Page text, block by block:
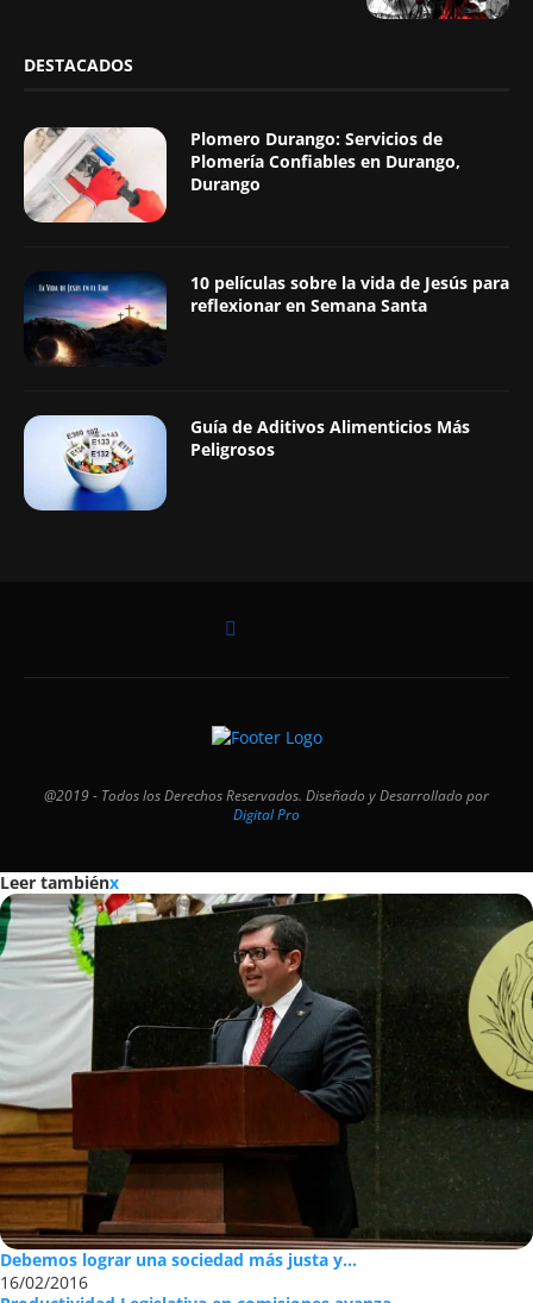
DESTACADOS
Plomero Durango: Servicios de
Plomería Confiables en Durango,
Durango
10 películas sobre la vida de Jesús para
reflexionar en Semana Santa
Guía de Aditivos Alimenticios Más
Peligrosos
@2019 - Todos los Derechos Reservados. Diseñado y Desarrollado por
Digital Pro
Leer tambiénx
Debemos lograr una sociedad más justa y...
16/02/2016